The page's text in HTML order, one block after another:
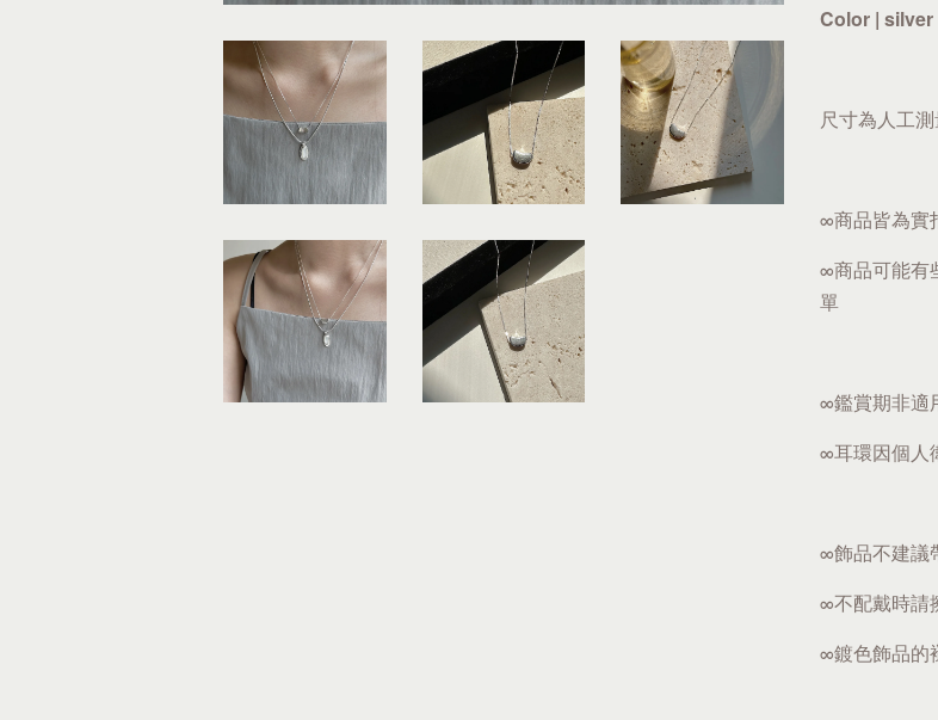
Color | silver
尺寸為人工
∞商品皆為實
∞商品可能有
單
∞鑑賞期非適
∞耳環因個人
∞飾品不建議
∞不配戴時請
∞鍍色飾品的